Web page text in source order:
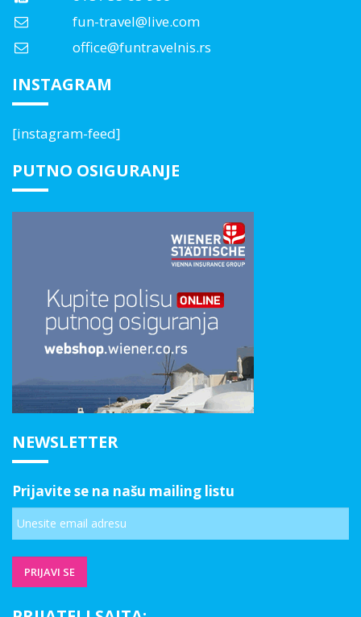
fun-travel@live.com
office@funtravelnis.rs
INSTAGRAM
[instagram-feed]
PUTNO OSIGURANJE
NEWSLETTER
Prijavite se na našu mailing listu